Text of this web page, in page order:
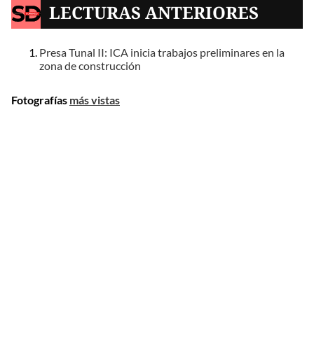
LECTURAS ANTERIORES
Presa Tunal II: ICA inicia trabajos preliminares en la
zona de construcción
Fotografías más vistas